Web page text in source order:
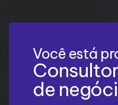
Você está
de